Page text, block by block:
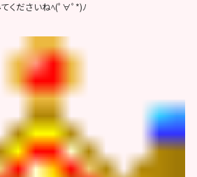
くださいねﾍ(ﾟ∀ﾟ*)ﾉ